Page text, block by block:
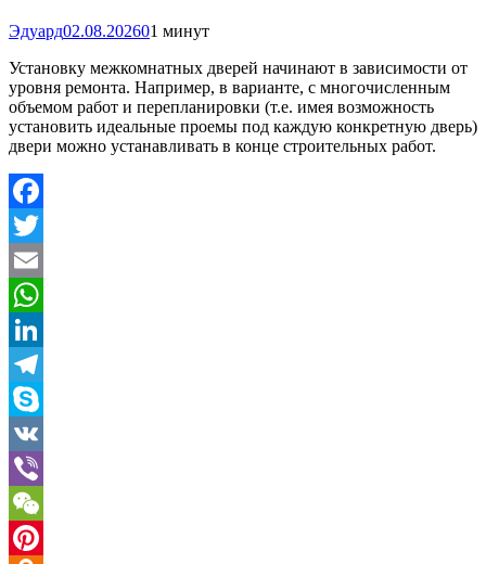
Эдуард02.08.202601 минут
Установку межкомнатных дверей начинают в зависимости от
уровня ремонта. Например, в варианте, с многочисленным
объемом работ и перепланировки (т.е. имея возможность
установить идеальные проемы под каждую конкретную дверь)
двери можно устанавливать в конце строительных работ.
Facebook
Twitter
Email
WhatsApp
LinkedIn
Telegram
Skype
VK
Viber
WeChat